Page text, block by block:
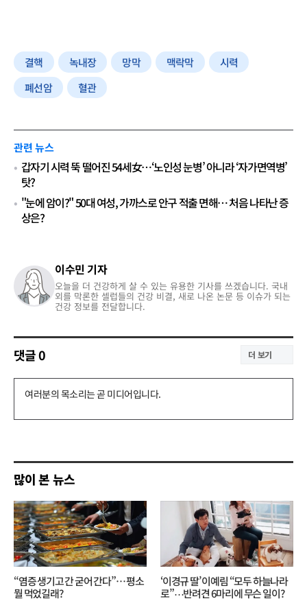
결핵 녹내장 망막 맥락막
시력
폐선암
혈관
관련 뉴스
갑자기 시력 뚝 떨어진 54세女…‘노인성 눈병’ 아니라 ‘자가면역병’
탓?
"눈에 암이?" 50대 여성, 가까스로 안구 적출 면해… 처음 나타난 증
상은?
이수민 기자
오늘을 더 건강하게 살 수 있는 유용한 기사를 쓰겠습니다. 국내
외를 막론한 셀럽들의 건강 비결, 새로 나온 논문 등 이슈가 되는
건강 정보를 전달합니다.
댓글0 더 보기
댓
기
많이 본 뉴스
“염증 생기고 간 굳어 간다”… 평소
뭘 먹었길래?
‘이경규 딸’ 이예림 “모두 하늘나라
로”⋯반려견 6마리에 무슨 일이?